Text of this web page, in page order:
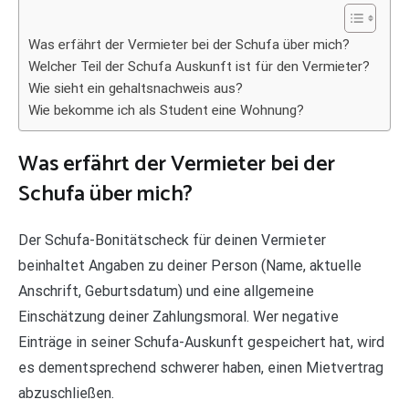
Was erfährt der Vermieter bei der Schufa über mich?
Welcher Teil der Schufa Auskunft ist für den Vermieter?
Wie sieht ein gehaltsnachweis aus?
Wie bekomme ich als Student eine Wohnung?
Was erfährt der Vermieter bei der
Schufa über mich?
Der Schufa-Bonitätscheck für deinen Vermieter
beinhaltet Angaben zu deiner Person (Name, aktuelle
Anschrift, Geburtsdatum) und eine allgemeine
Einschätzung deiner Zahlungsmoral. Wer negative
Einträge in seiner Schufa-Auskunft gespeichert hat, wird
es dementsprechend schwerer haben, einen Mietvertrag
abzuschließen.